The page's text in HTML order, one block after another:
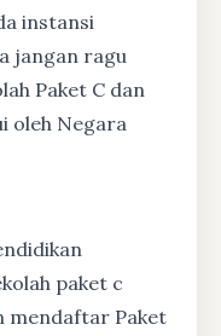
instansi
jangan ragu
Paket C dan
oleh Negara
paket c
mendaftar Paket